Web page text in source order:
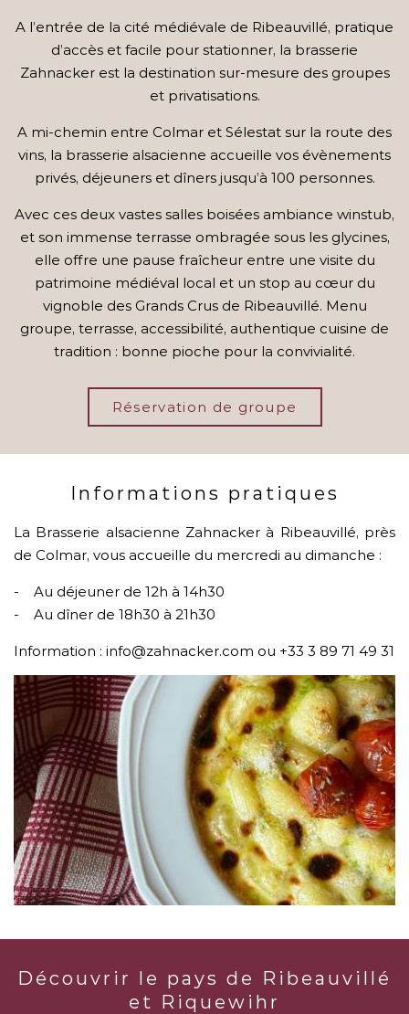
A l’entrée de la cité médiévale de Ribeauvillé, pratique
d’accès et facile pour stationner, la brasserie
Zahnacker est la destination sur-mesure des groupes
et privatisations.
A mi-chemin entre Colmar et Sélestat sur la route des
vins, la brasserie alsacienne accueille vos évènements
privés, déjeuners et dîners jusqu’à 100 personnes.
Avec ces deux vastes salles boisées ambiance winstub,
et son immense terrasse ombragée sous les glycines,
elle offre une pause fraîcheur entre une visite du
patrimoine médiéval local et un stop au cœur du
vignoble des Grands Crus de Ribeauvillé. Menu
groupe, terrasse, accessibilité, authentique cuisine de
tradition : bonne pioche pour la convivialité.
Réservation de groupe
Informations pratiques
La Brasserie alsacienne Zahnacker à Ribeauvillé, près
de Colmar, vous accueille du mercredi au dimanche :
- Au déjeuner de 12h à 14h30
- Au dîner de 18h30 à 21h30
Information : info@zahnacker.com ou +33 3 89 71 49 31
Découvrir le pays de Ribeauvillé
et Riquewihr